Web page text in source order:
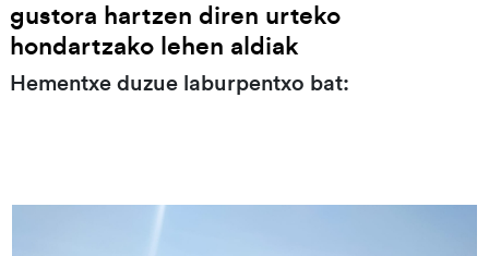
gustora hartzen diren urteko
hondartzako lehen aldiak
Hementxe duzue laburpentxo bat: